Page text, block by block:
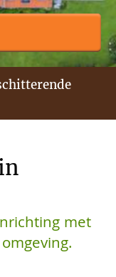
met